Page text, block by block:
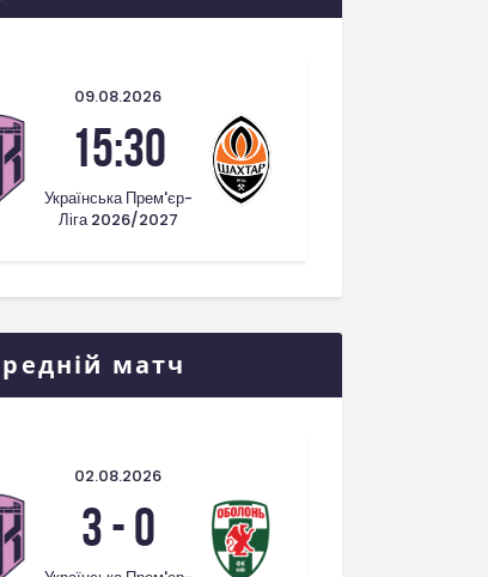
09.08.2026
15:30
Українська Прем'єр-
Ліга 2026/2027
матч
02.08.2026
3-0